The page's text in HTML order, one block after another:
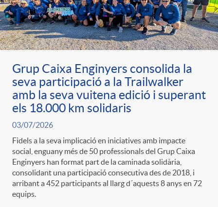
Grup Caixa Enginyers consolida la
seva participació a la Trailwalker
amb la seva vuitena edició i superant
els 18.000 km solidaris
03/07/2026
Fidels a la seva implicació en iniciatives amb impacte
social, enguany més de 50 professionals del Grup Caixa
Enginyers han format part de la caminada solidària,
consolidant una participació consecutiva des de 2018, i
arribant a 452 participants al llarg d´aquests 8 anys en 72
equips.